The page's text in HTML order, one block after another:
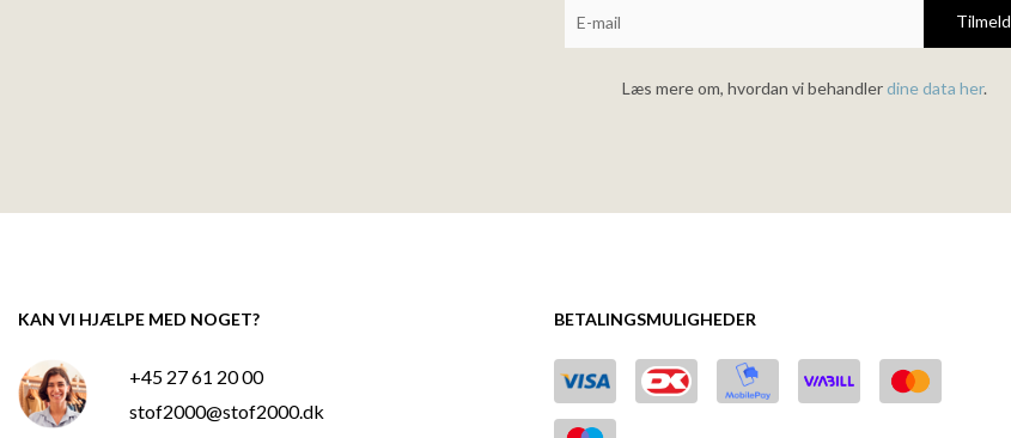
Tilmeld
Læs mere om, hvordan vi behandlerdine data her.
KAN VI HJÆLPE MED NOGET?
+45 27 61 20 00
stof2000@stof2000.dk
BETALINGSMULIGHEDER